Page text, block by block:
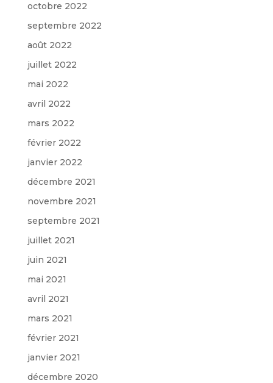
octobre 2022
septembre 2022
août 2022
juillet 2022
mai 2022
avril 2022
mars 2022
février 2022
janvier 2022
décembre 2021
novembre 2021
septembre 2021
juillet 2021
juin 2021
mai 2021
avril 2021
mars 2021
février 2021
janvier 2021
décembre 2020